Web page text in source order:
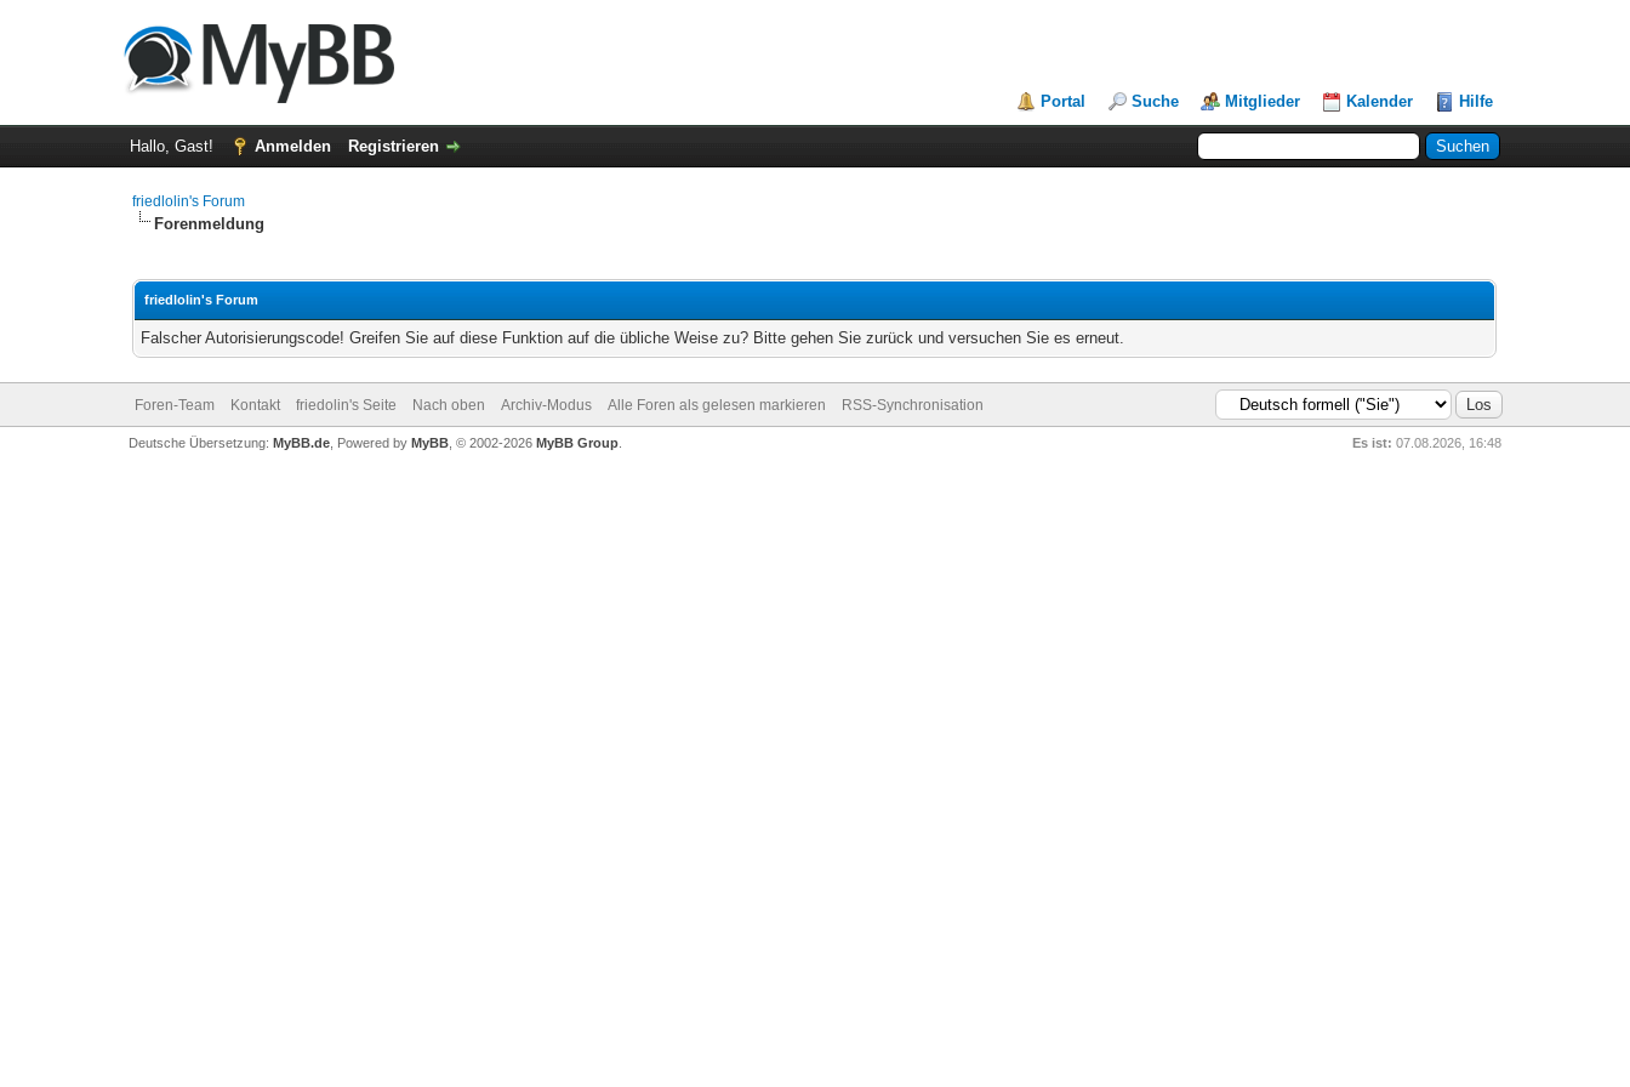
Portal Suche Mitglieder Kalender Hilfe
Hallo, Gast! Anmelden Registrieren
friedlolin's Forum
Forenmeldung
friedlolin's Forum
Falscher Autorisierungscode! Greifen Sie auf diese Funktion auf die übliche Weise zu? Bitte gehen Sie zurück und versuchen Sie es erneut.
Foren-Team Kontakt friedolin's Seite Nach oben Archiv-Modus Alle Foren als gelesen markieren RSS-Synchronisation
Es ist: 07.08.2026, 16:48
Deutsche Übersetzung: MyBB.de, Powered by MyBB, © 2002-2026 MyBB Group.